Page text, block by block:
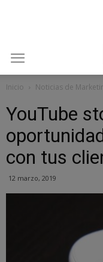
Inicio Noticias de
YouTube
con tus
12 marzo, 2019